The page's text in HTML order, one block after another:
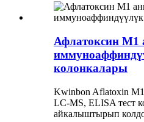
Афлатоксин М1
колонкалары
Kwinbon Aflatoxin
LC-MS, ELISA тест
айкалыштырып